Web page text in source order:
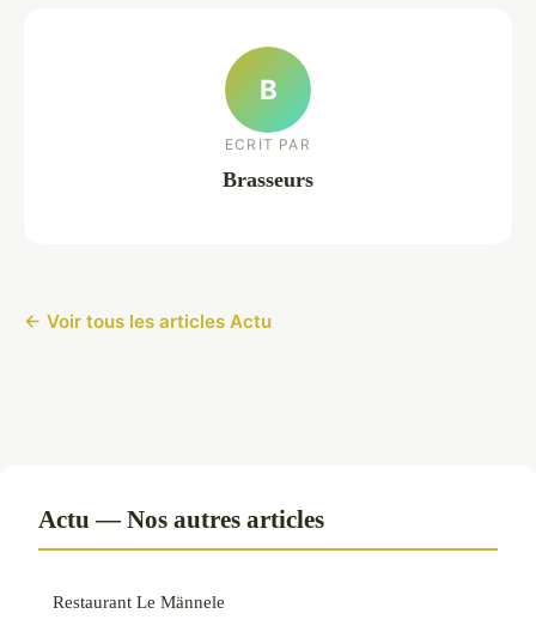
B
ECRIT PAR
Brasseurs
← Voir tous les articles Actu
Actu — Nos autres articles
Restaurant Le Männele